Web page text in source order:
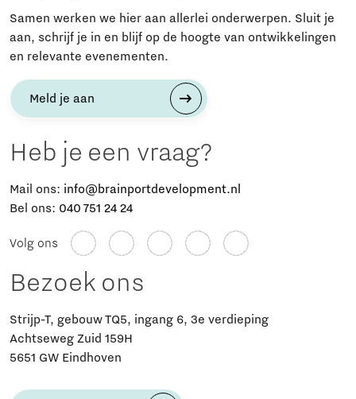
Samen werken we hier aan allerlei onderwerpen. Sluit je
aan, schrijf je in en blijf op de hoogte van ontwikkelingen
en relevante evenementen.
Meld je aan
Heb je een vraag?
Mail ons: info@brainportdevelopment.nl
Bel ons: 040 751 24 24
Volg ons
Bezoek ons
Strijp-T, gebouw TQ5, ingang 6, 3e verdieping
Achtseweg Zuid 159H
5651 GW Eindhoven